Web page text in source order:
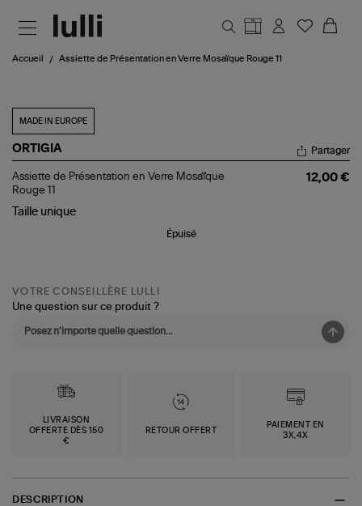
Accueil Assiette de Présentation en Verre Mosaïque Rouge 11
MADE IN EUROPE
ORTIGIA
Assiette
de
Présentation
en
Partager
Assiette de Présentation en Verre Mosaïque
Rouge 11
12,00 €
Taille unique
Épuisé
VOTRE CONSEILLÈRE LULLI
Une question sur ce produit ?
LIVRAISON
OFFERTE DÈS 150
€
RETOUR OFFERT
PAIEMENT EN
3X,4X
DESCRIPTION